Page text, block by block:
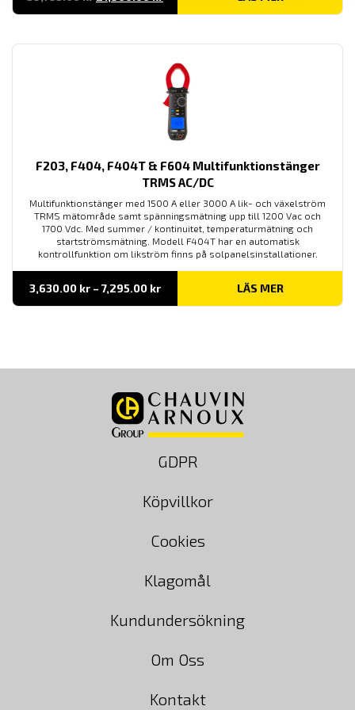
priset
39,795.00 kr.
priset
21,900.00 kr.
F203, F404, F404T & F604 Multifunktionstänger
TRMS AC/DC
Multifunktionstänger med 1500 A eller 3000 A lik- och växelström
TRMS mätområde samt spänningsmätning upp till 1200 Vac och
1700 Vdc. Med summer / kontinuitet, temperaturmätning och
startströmsmätning. Modell F404T har en automatisk
kontrollfunktion om likström finns på solpanelsinstallationer.
3,630.00 kr – 7,295.00 krPrisintervall:
till
LÄS MER
GDPR
Köpvillkor
Cookies
Klagomål
Kundundersökning
Om Oss
Kontakt